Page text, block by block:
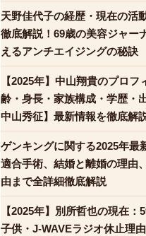
天野佳代子の経歴・現在の活
徹底解説！69歳の美容ジャー
えるアンチエイジングの秘訣
【2025年】中山翔貴のプロフ
齢・身長・家族構成・学歴・
中山秀征】最新情報を徹底解
ゲンキングに関する2025年最
適合手術、結婚と離婚の理由
由まで全詳細徹底解説
【2025年】別所哲也の現在：
子供・J-WAVEラジオ休止理